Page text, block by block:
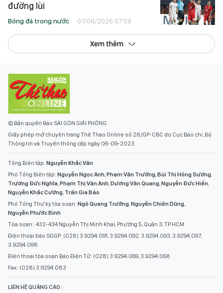
đường lùi
Bóng đá trong nước 07/08/2026 07:59
Xem thêm
© Bản quyền Báo SÀI GÒN GIẢI PHÓNG.
Giấy phép mở chuyên trang Thể Thao Online số 28/GP-CBC do Cục Báo chí, Bộ
Thông tin và Truyền thông cấp ngày 06-09-2023.
Tổng Biên tập: Nguyễn Khắc Văn
Phó Tổng Biên tập: Nguyễn Ngọc Anh,Phạm Văn Trường,Bùi Thị Hồng Sương,
Trương Đức Nghĩa,Phạm Thị Vân Anh,Dương Văn Quang,Nguyễn Đức Hiển,
Nguyễn Khắc Cường, Trần Gia Bảo
Phó Tổng Thư ký tòa soạn: Ngô Quang Trưởng,Nguyễn Chiến Dũng,
Nguyễn Phước Bình
Tòa soạn : 432-434 Nguyễn Thị Minh Khai, Phường 5, Quận 3, TP.HCM
Điện thoại báo SGGP: (028) 3.9294.091, 3.9294.092, 3.9294.093, 3.9294.097,
3.9294.098
Điện thoại tòa soạn Báo Điện Tử: (028) 3.9294.069, 3.9294.068
Fax: (028) 3.9294.083
LIÊN HỆ QUẢNG CÁO :